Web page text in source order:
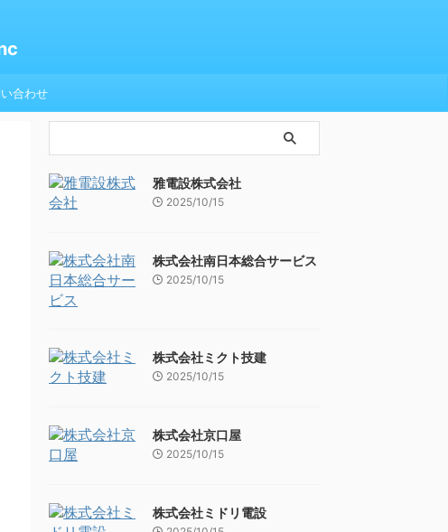
合わせ
雅電設株式会社
2025/10/15
株式会社南日本総合サービス
2025/10/15
株式会社ミクト技建
2025/10/15
株式会社京口屋
2025/10/15
株式会社ミドリ電設